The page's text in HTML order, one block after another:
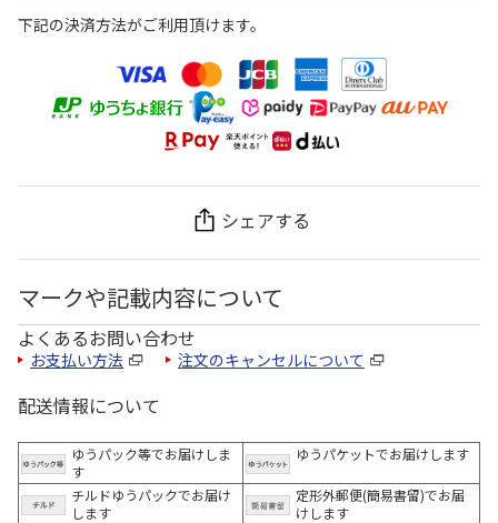
下記の決済方法がご利用頂けます。
シェアする
マークや記載内容について
よくあるお問い合わせ
お支払い方法 注文のキャンセルについて
配送情報について
ゆうパック等でお届けしま
す
ゆうパケットでお届けします
チルドゆうパックでお届け
します
定形外郵便(簡易書留)でお届
けします